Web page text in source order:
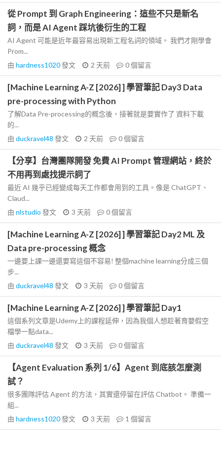
從 Prompt 到 Graph Engineering：這些不只是新名
詞，而是 AI Agent 踩坑後衍生的工程
AI Agent 可能是近年最容易出現新工程名詞的領域。 我們才剛學會
Prom...
由 hardness1020發文 2 天前 0個留言
[Machine Learning A-Z [2026] ] 學習筆記 Day3 Data
pre-processing with Python
了解Data Pre-processing的概念後，接著就是要實作了 資料下載
的...
由 duckravel48 發文 2 天前 0個留言
【分享】台灣團隊開發 免費 AI Prompt 管理網站，終於
不用再到處找提示詞了
最近 AI 幾乎已經變成每天工作都會用到的工具。像是 ChatGPT、
Claud...
由 nlstudio 發文 3 天前 0個留言
[Machine Learning A-Z [2026] ] 學習筆記 Day2 ML 及
Data pre-processing 概念
一邊要上課一邊還要寫這個不容易! 整個machine learning分成三個
步...
由 duckravel48 發文 3 天前 0個留言
[Machine Learning A-Z [2026] ] 學習筆記 Day1
這個系列文章是Udemy上的課程延伸，因為我個人想趁著育嬰假空
檔學一點data...
由 duckravel48 發文 3 天前 0個留言
【Agent Evaluation 系列 1/6】Agent 到底該怎麼測
試？
很多團隊評估 Agent 的方法，其實還停留在評估 Chatbot。 準備一
組...
由 hardness1020發文 3 天前 1 個留言